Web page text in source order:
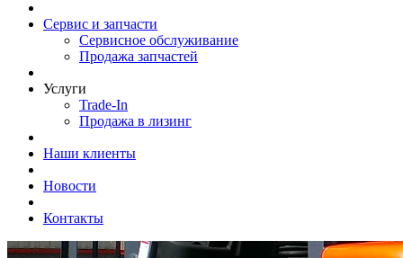
Сервис и запчасти
Сервисное обслуживание
Продажа запчастей
Услуги
Trade-In
Продажа в лизинг
Наши клиенты
Новости
Контакты